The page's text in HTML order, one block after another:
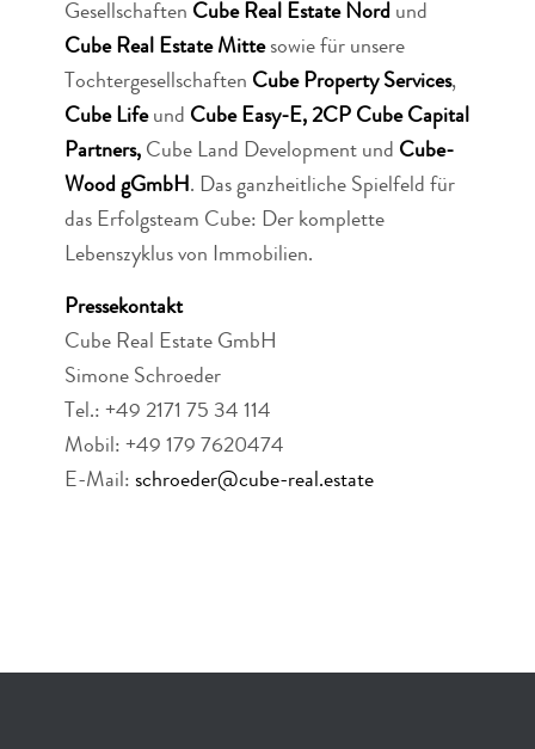
Gesellschaften Cube Real Estate Nordund
Cube Real Estate Mitte sowie für unsere
Tochtergesellschaften Cube Property Services,
Cube Life und Cube Easy-E, 2CP Cube Capital
Partners, Cube Land Development und Cube-
Wood gGmbH. Das ganzheitliche Spielfeld für
das Erfolgsteam Cube: Der komplette
Lebenszyklus von Immobilien.
Pressekontakt
Cube Real Estate GmbH
Simone Schroeder
Tel.: +49 2171 75 34 114
Mobil: +49 179 7620474
E-Mail: schroeder@cube-real.estate